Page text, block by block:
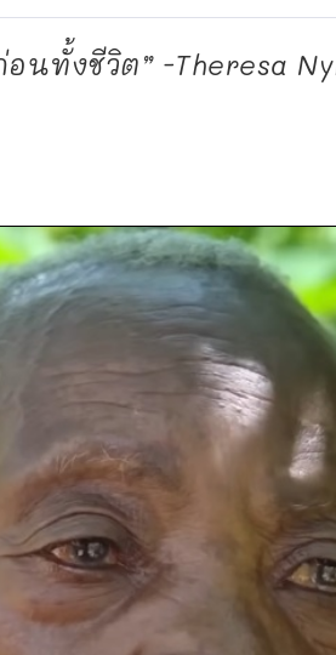
นทั้งชีวิต” -Theresa